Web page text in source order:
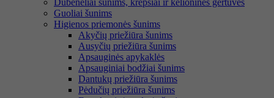
Dubenėliai šunims, krepšiai ir kelioninės gertuvės
Guoliai šunims
Higienos priemonės šunims
Akyčių priežiūra šunims
Ausyčių priežiūra šunims
Apsauginės apykaklės
Apsauginiai bodžiai šunims
Dantukų priežiūra šunims
Pėdučių priežiūra šunims